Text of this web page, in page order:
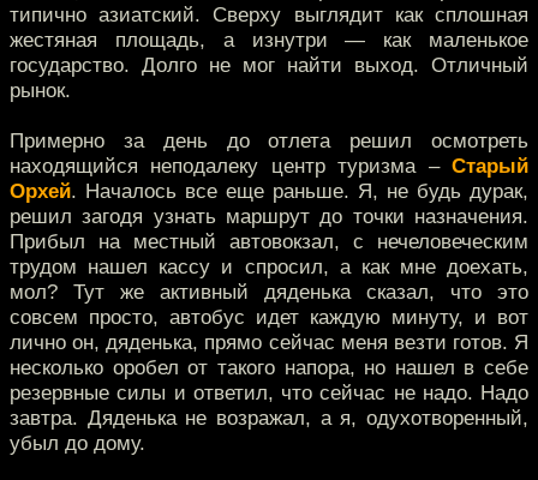
типично азиатский. Сверху выглядит как сплошная
жестяная площадь, а изнутри — как маленькое
государство. Долго не мог найти выход. Отличный
рынок.
Примерно за день до отлета решил осмотреть
находящийся неподалеку центр туризма – Старый
Орхей. Началось все еще раньше. Я, не будь дурак,
решил загодя узнать маршрут до точки назначения.
Прибыл на местный автовокзал, с нечеловеческим
трудом нашел кассу и спросил, а как мне доехать,
мол? Тут же активный дяденька сказал, что это
совсем просто, автобус идет каждую минуту, и вот
лично он, дяденька, прямо сейчас меня везти готов. Я
несколько оробел от такого напора, но нашел в себе
резервные силы и ответил, что сейчас не надо. Надо
завтра. Дяденька не возражал, а я, одухотворенный,
убыл до дому.